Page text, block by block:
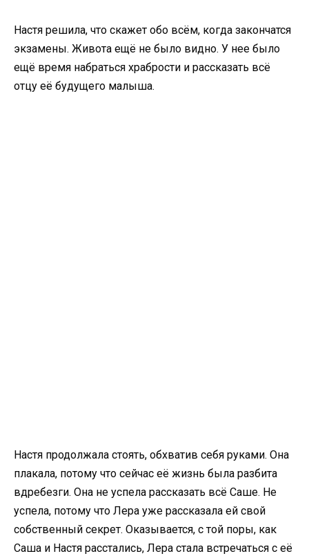
Настя решила, что скажет обо всём, когда закончатся
экзамены. Живота ещё не было видно. У нее было
ещё время набраться храбрости и рассказать всё
отцу её будущего малыша.
Настя продолжала стоять, обхватив себя руками. Она
плакала, потому что сейчас её жизнь была разбита
вдребезги. Она не успела рассказать всё Саше. Не
успела, потому что Лера уже рассказала ей свой
собственный секрет. Оказывается, с той поры, как
Саша и Настя расстались, Лера стала встречаться с её